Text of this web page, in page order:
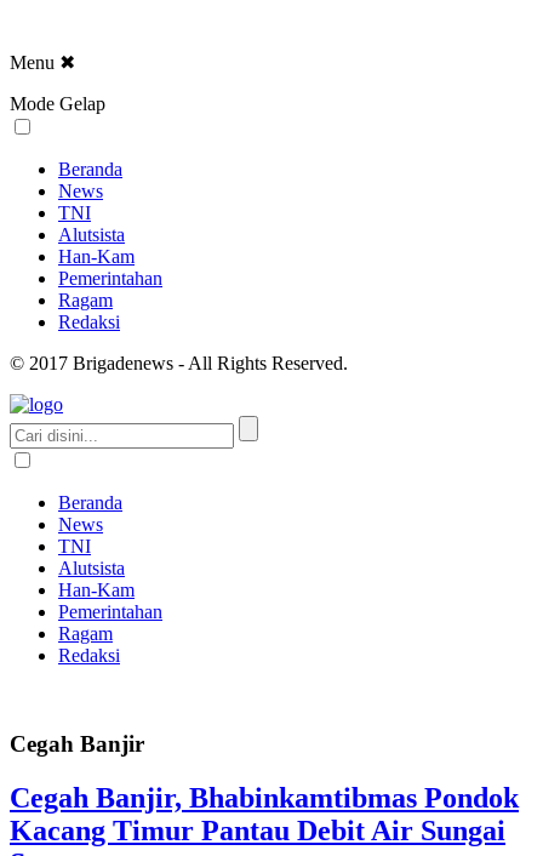
Menu ✖
Mode Gelap
Beranda
News
TNI
Alutsista
Han-Kam
Pemerintahan
Ragam
Redaksi
© 2017 Brigadenews - All Rights Reserved.
Beranda
News
TNI
Alutsista
Han-Kam
Pemerintahan
Ragam
Redaksi
Cegah Banjir
Cegah Banjir, Bhabinkamtibmas Pondok
Kacang Timur Pantau Debit Air Sungai